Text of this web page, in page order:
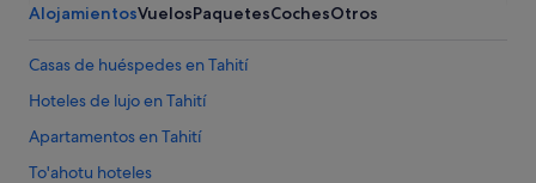
AlojamientosVuelosPaquetesCochesOtros
Casas de huéspedes en Tahití
Hoteles de lujo en Tahití
Apartamentos en Tahití
To'ahotu hoteles